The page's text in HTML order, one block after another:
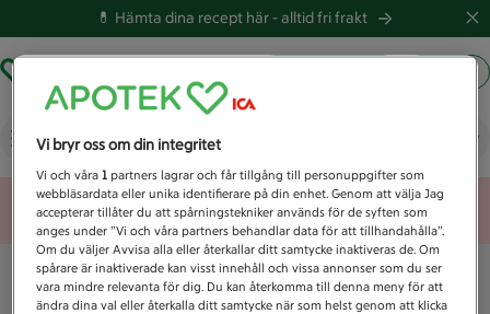
💊 Hämta dina recept här -alltid fri frakt
Vad letar du efter idag?
Unknown error
Vi bryr oss om din integritet
Vi och våra1 partners lagrar och får tillgång till personuppgifter som
webbläsardata eller unika identifierare på din enhet. Genom att välja Jag
accepterar tillåter du att spårningstekniker används för de syften som
anges under ”Vi och våra partners behandlar data för att tillhandahålla”.
Om du väljer Avvisa alla eller återkallar ditt samtycke inaktiveras de. Om
spårare är inaktiverade kan visst innehåll och vissa annonser som du ser
vara mindre relevanta för dig. Du kan återkomma till denna meny för att
ändra dina val eller återkalla ditt samtycke när som helst genom att klicka